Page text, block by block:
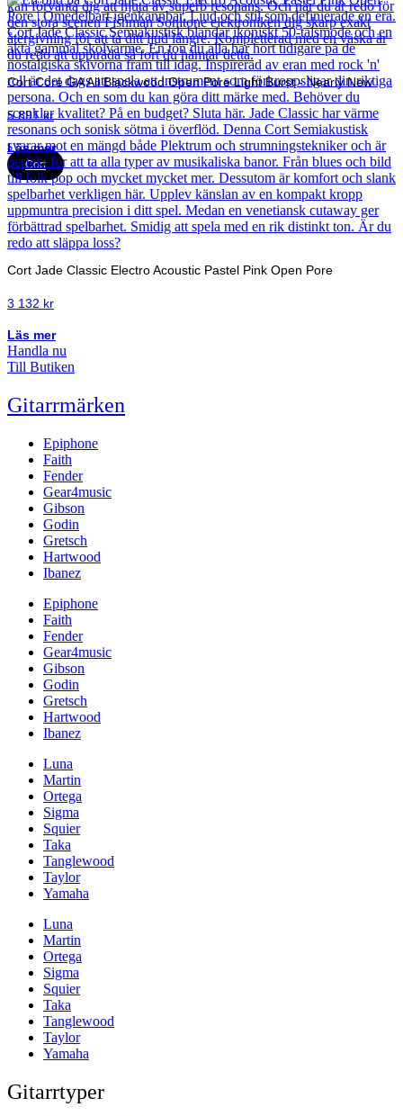
Cort Core GA All Blackwood Open Pore Light Burst - Nearly New
5 891kr
Läs mer
Cort
Cort Jade Classic Electro Acoustic Pastel Pink Open Pore
3 132 kr
Läs mer
Handla nu
Till Butiken
Gitarrmärken
Epiphone
Faith
Fender
Gear4music
Gibson
Godin
Gretsch
Hartwood
Ibanez
Epiphone
Faith
Fender
Gear4music
Gibson
Godin
Gretsch
Hartwood
Ibanez
Luna
Martin
Ortega
Sigma
Squier
Taka
Tanglewood
Taylor
Yamaha
Luna
Martin
Ortega
Sigma
Squier
Taka
Tanglewood
Taylor
Yamaha
Gitarrtyper